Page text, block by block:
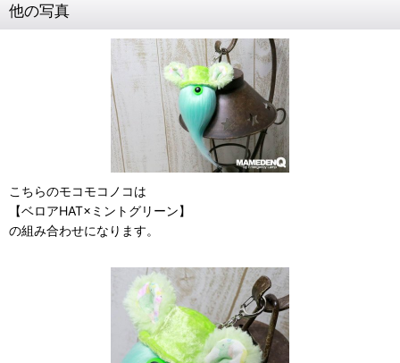
他の写真
こちらのモコモコノコは
【ベロアHAT×ミントグリーン】
の組み合わせになります。